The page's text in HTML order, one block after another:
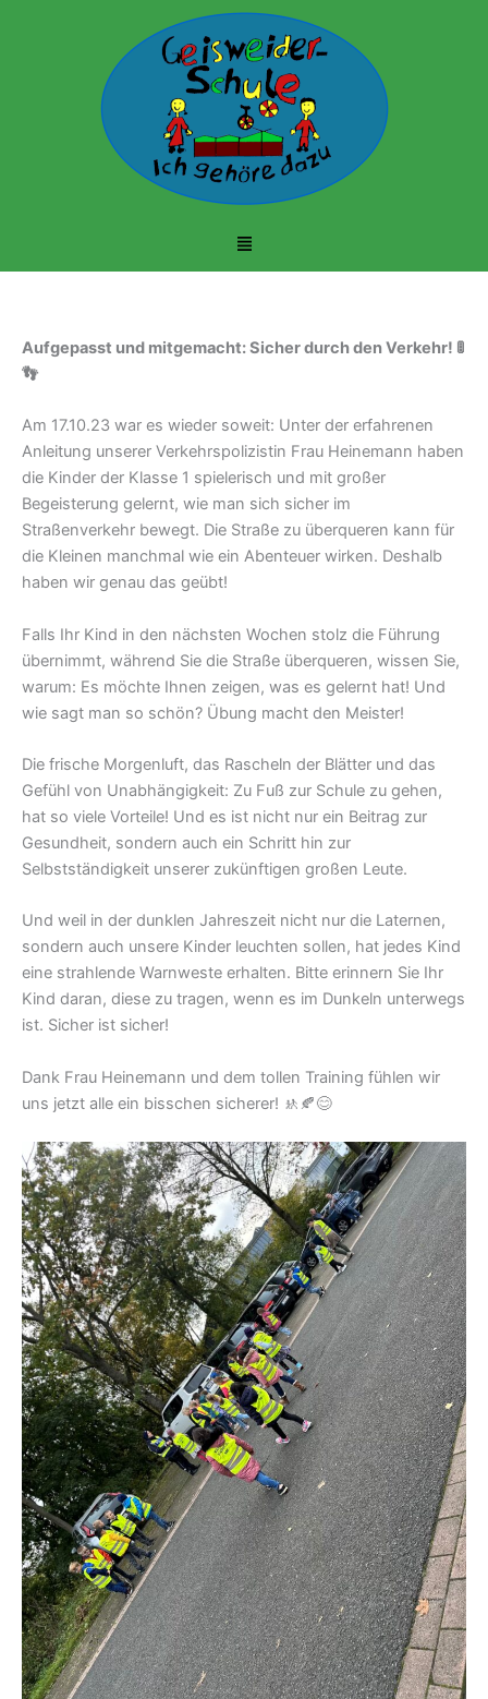
Menü
Aufgepasst und mitgemacht: Sicher durch den Verkehr! 🚦
👣
Am 17.10.23 war es wieder soweit: Unter der erfahrenen
Anleitung unserer Verkehrspolizistin Frau Heinemann haben
die Kinder der Klasse 1 spielerisch und mit großer
Begeisterung gelernt, wie man sich sicher im
Straßenverkehr bewegt. Die Straße zu überqueren kann für
die Kleinen manchmal wie ein Abenteuer wirken. Deshalb
haben wir genau das geübt!
Falls Ihr Kind in den nächsten Wochen stolz die Führung
übernimmt, während Sie die Straße überqueren, wissen Sie,
warum: Es möchte Ihnen zeigen, was es gelernt hat! Und
wie sagt man so schön? Übung macht den Meister!
Die frische Morgenluft, das Rascheln der Blätter und das
Gefühl von Unabhängigkeit: Zu Fuß zur Schule zu gehen,
hat so viele Vorteile! Und es ist nicht nur ein Beitrag zur
Gesundheit, sondern auch ein Schritt hin zur
Selbstständigkeit unserer zukünftigen großen Leute.
Und weil in der dunklen Jahreszeit nicht nur die Laternen,
sondern auch unsere Kinder leuchten sollen, hat jedes Kind
eine strahlende Warnweste erhalten. Bitte erinnern Sie Ihr
Kind daran, diese zu tragen, wenn es im Dunkeln unterwegs
ist. Sicher ist sicher!
Dank Frau Heinemann und dem tollen Training fühlen wir
uns jetzt alle ein bisschen sicherer! 🚸🍂😊